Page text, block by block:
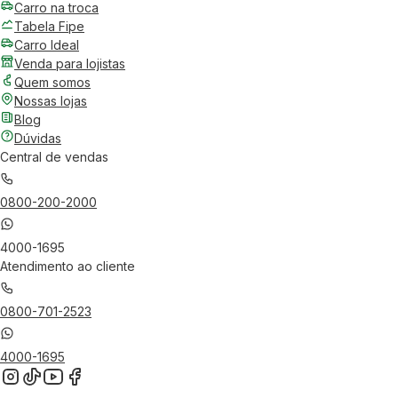
Carro na troca
Tabela Fipe
Carro Ideal
Venda para lojistas
Quem somos
Nossas lojas
Blog
Dúvidas
Central de vendas
0800-200-2000
4000-1695
Atendimento ao cliente
0800-701-2523
4000-1695